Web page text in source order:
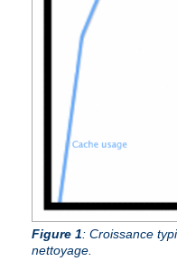
Figure 1: Croissance
nettoyage.